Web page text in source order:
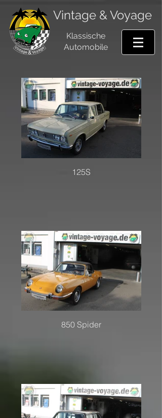
Vintage & Voyage
Klassische
Automobile
125S
850 Spider